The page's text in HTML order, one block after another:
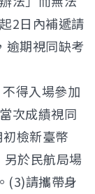
2日內補遞請
逾期視同缺考
得入場參加
次成績視同
檢新臺幣
於民航局場
(3)請攜帶身